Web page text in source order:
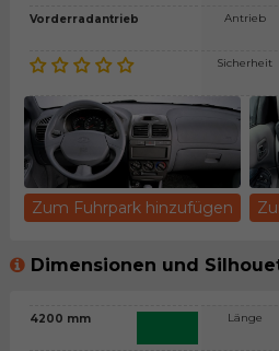
Vorderradantrieb Antrieb
Sicherheit
Zum Fuhrpark hinzufügen
Dimensionen und
4200 mm Länge